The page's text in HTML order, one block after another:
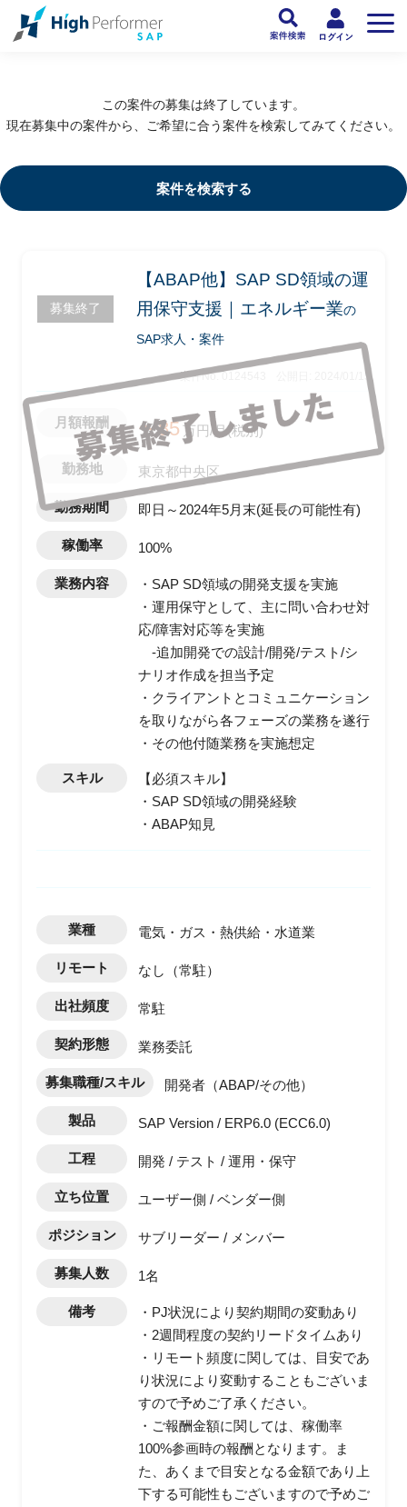
この案件の募集は終了しています。
現在募集中の案件から、ご希望に合う案件を検索してみてください。
案件を検索する
募集終了
【ABAP他】SAP SD領域の運
用保守支援｜エネルギー業の
SAP求人・案件
案件No. 0124543 公開日: 2024/01/15
月額報酬 〜85万円/月(税別)
勤務地 東京都中央区
勤務期間 即日～2024年5月末(延長の可能性有)
稼働率 100%
業務内容
・SAP SD領域の開発支援を実施
・運用保守として、主に問い合わせ対
応/障害対応等を実施
-追加開発での設計/開発/テスト/シ
ナリオ作成を担当予定
・クライアントとコミュニケーション
を取りながら各フェーズの業務を遂行
・その他付随業務を実施想定
スキル
【必須スキル】
・SAP SD領域の開発経験
・ABAP知見
業種 電気・ガス・熱供給・水道業
リモート なし（常駐）
出社頻度 常駐
契約形態 業務委託
募集職種/スキル 開発者（ABAP/その他）
製品 SAP Version / ERP6.0 (ECC6.0)
工程 開発 / テスト / 運用・保守
立ち位置 ユーザー側 / ベンダー側
ポジション サブリーダー / メンバー
募集人数 1名
備考
・PJ状況により契約期間の変動あり
・2週間程度の契約リードタイムあり
・リモート頻度に関しては、目安であ
り状況により変動することもございま
すので予めご了承ください。
・ご報酬金額に関しては、稼働率
100%参画時の報酬となります。ま
た、あくまで目安となる金額であり上
下する可能性もございますので予めご